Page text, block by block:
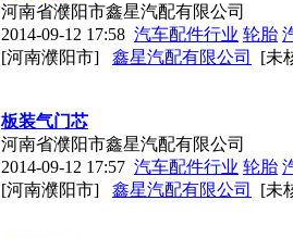
河南省濮阳市鑫星汽配有限公司
2014-09-12 17:58 汽车配件行业 轮胎
[河南濮阳市]
鑫星汽配有限公司 [未
板装气门芯
河南省濮阳市鑫星汽配有限公司
2014-09-12 17:57 汽车配件行业 轮胎
[河南濮阳市]
鑫星汽配有限公司 [未